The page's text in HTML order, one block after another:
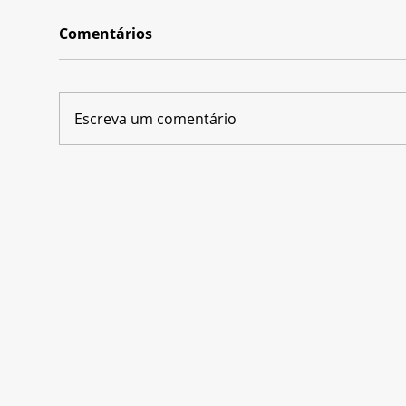
Comentários
Escreva um comentário